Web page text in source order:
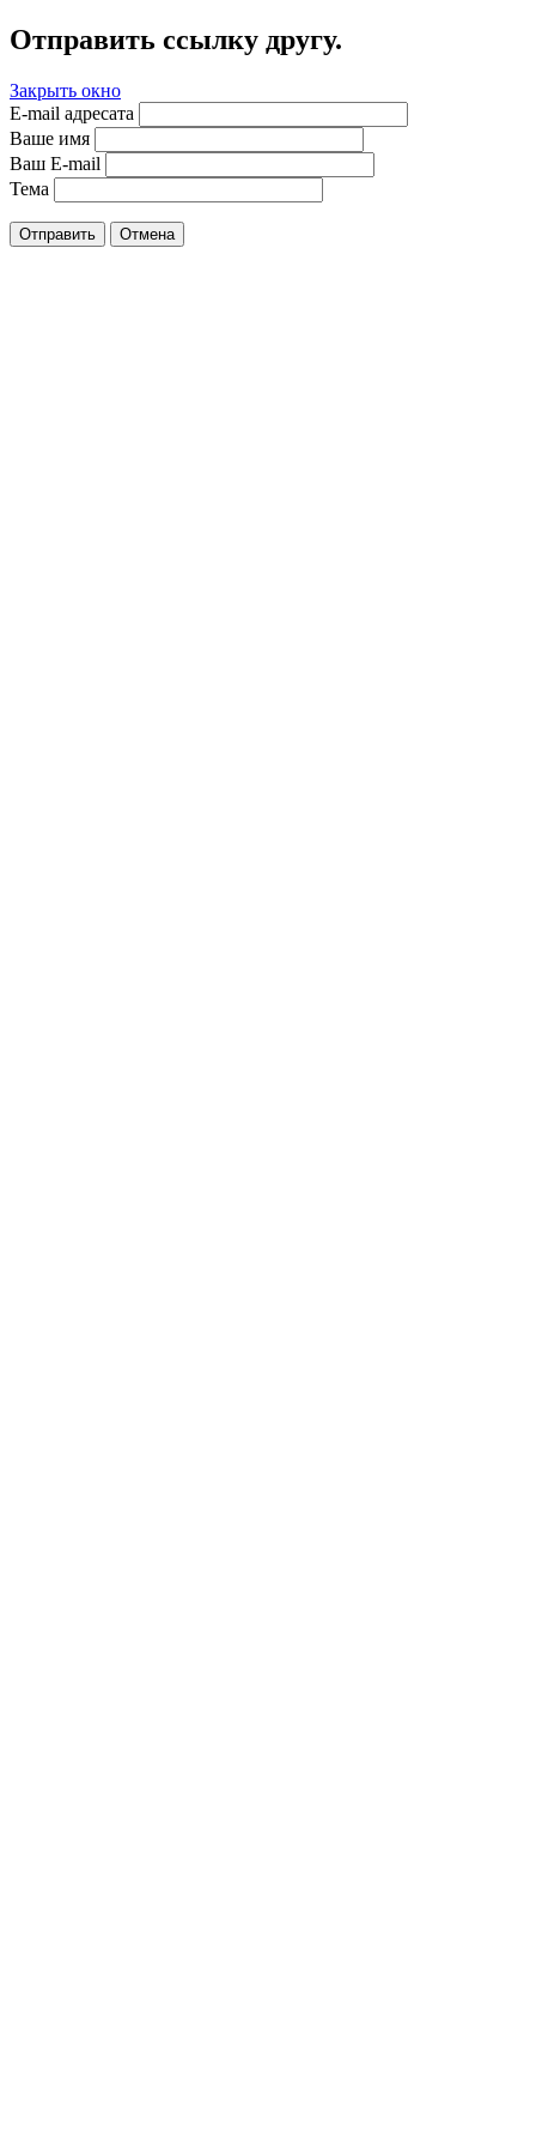
Отправить ссылку другу.
Закрыть окно
E-mail адресата
Ваше имя
Ваш E-mail
Тема
Отправить Отмена